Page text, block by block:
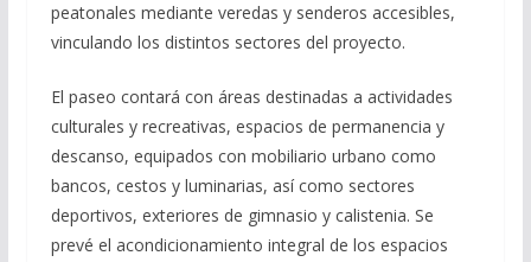
peatonales mediante veredas y senderos accesibles,
vinculando los distintos sectores del proyecto.
El paseo contará con áreas destinadas a actividades
culturales y recreativas, espacios de permanencia y
descanso, equipados con mobiliario urbano como
bancos, cestos y luminarias, así como sectores
deportivos, exteriores de gimnasio y calistenia. Se
prevé el acondicionamiento integral de los espacios